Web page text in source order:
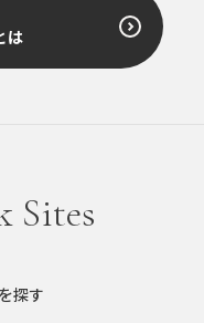
は
Sites
探す